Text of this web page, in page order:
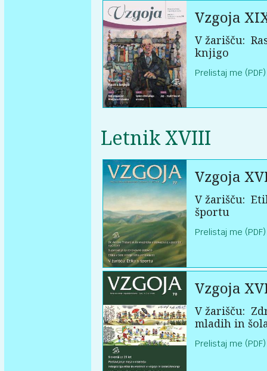
Vzgoja
V žarišču:
knjigo
Prelistaj me (PDF)
Letnik XVIII
Vzgoja
V žarišču:
športu
Prelistaj me (PDF)
Vzgoja
V žarišču:
mladih in
Prelistaj me (PDF)